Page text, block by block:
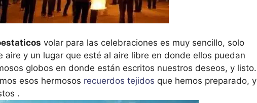
volar para las celebraciones es muy sencillo, solo
aire y un lugar que esté al aire libre en donde ellos puedan
globos en donde están escritos nuestros deseos, y listo.
esos hermosos recuerdos tejidos que hemos preparado, y
.